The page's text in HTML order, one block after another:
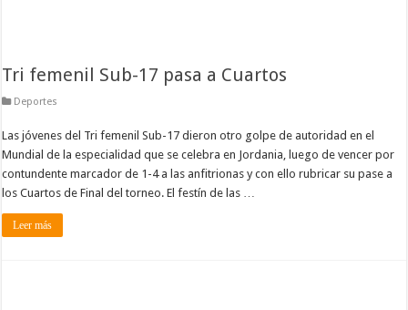
Tri femenil Sub-17 pasa a Cuartos
Deportes
Las jóvenes del Tri femenil Sub-17 dieron otro golpe de autoridad en el
Mundial de la especialidad que se celebra en Jordania, luego de vencer por
contundente marcador de 1-4 a las anfitrionas y con ello rubricar su pase a
los Cuartos de Final del torneo. El festín de las …
Leer más